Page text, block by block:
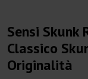
Sensi Skunk
Classico
Originalità